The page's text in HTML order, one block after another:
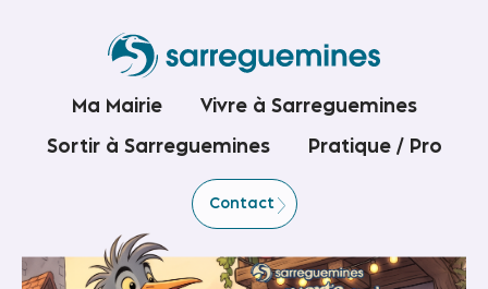
Ma Mairie Vivre à Sarreguemines
Sortir à Sarreguemines Pratique / Pro
Contact